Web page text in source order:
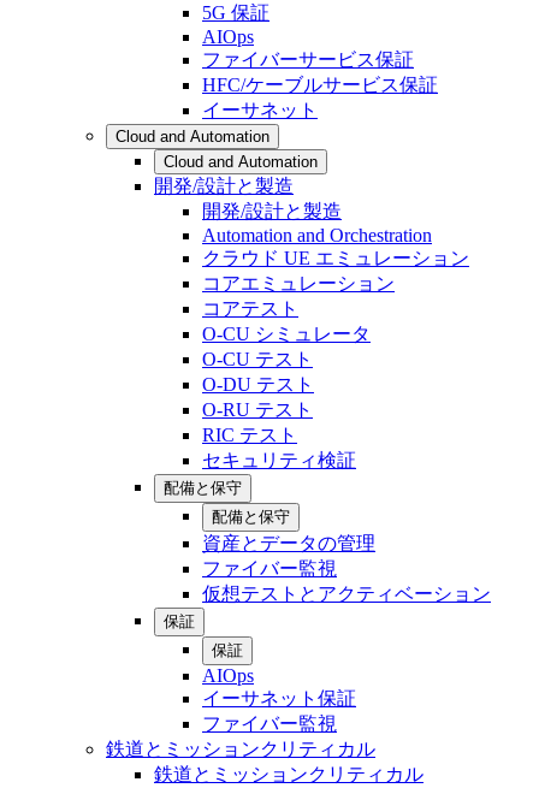
5G 保証
AIOps
ファイバーサービス保証
HFC/ケーブルサービス保証
イーサネット
Cloud and Automation
Cloud and Automation
開発/設計と製造
開発/設計と製造
Automation and Orchestration
クラウド UE エミュレーション
コアエミュレーション
コアテスト
O-CU シミュレータ
O-CU テスト
O-DU テスト
O-RU テスト
RIC テスト
セキュリティ検証
配備と保守
配備と保守
資産とデータの管理
ファイバー監視
仮想テストとアクティベーション
保証
保証
AIOps
イーサネット保証
ファイバー監視
鉄道とミッションクリティカル
鉄道とミッションクリティカル